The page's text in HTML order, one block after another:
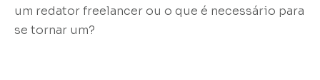
um redator freelancer ou o que é necessário para
se tornar um?